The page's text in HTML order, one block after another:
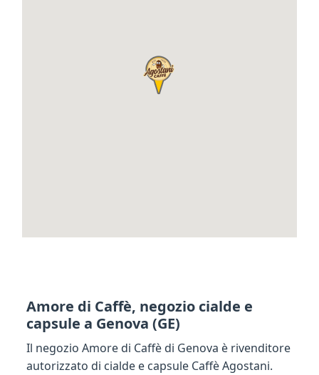
Amore di Caffè, negozio cialde e
capsule a Genova (GE)
Il negozio Amore di Caffè di Genova è rivenditore
autorizzato di cialde e capsule Caffè Agostani.